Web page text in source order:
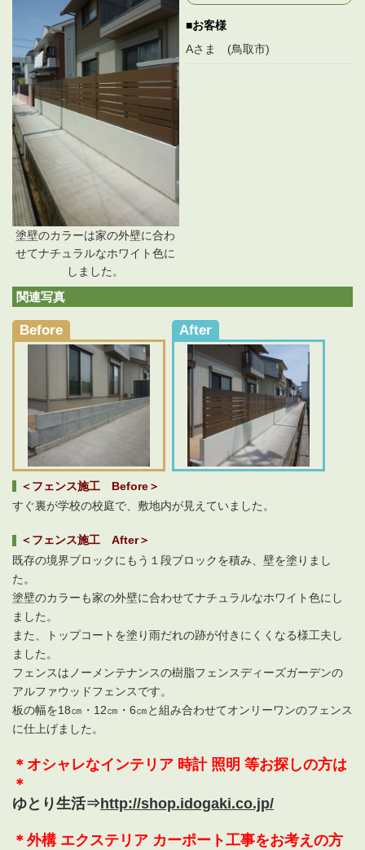
時
:
塗壁のカラーは家の外壁に合わ
せてナチュラルなホワイト色に
しました。
お客様
Aさま (鳥取市)
関連写真
Before After
＜フェンス施工 Before＞
すぐ裏が学校の校庭で、敷地内が見えていました。
＜フェンス施工 After＞
既存の境界ブロックにもう１段ブロックを積み、壁を塗りまし
た。
塗壁のカラーも家の外壁に合わせてナチュラルなホワイト色にし
ました。
また、トップコートを塗り雨だれの跡が付きにくくなる様工夫し
ました。
フェンスはノーメンテナンスの樹脂フェンスディーズガーデンの
アルファウッドフェンスです。
板の幅を18㎝・12㎝・6㎝と組み合わせてオンリーワンのフェンス
に仕上げました。
＊オシャレなインテリア 時計 照明 等お探しの方は
＊
ゆとり生活⇒http://shop.idogaki.co.jp/
＊外構 エクステリア カーポート工事をお考えの方